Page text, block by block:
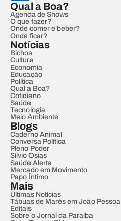
Qual a Boa?
Agenda de Shows
O que fazer?
Onde comer e beber?
Onde ficar?
Notícias
Bichos
Cultura
Economia
Educação
Política
Qual a Boa?
Cotidiano
Saúde
Tecnologia
Meio Ambiente
Blogs
Caderno Animal
Conversa Política
Pleno Poder
Sílvio Osias
Saúde Alerta
Mercado em Movimento
Papo Íntimo
Mais
Últimas Notícias
Tábuas de Marés em João Pessoa
Editais
Sobre o Jornal da Paraíba